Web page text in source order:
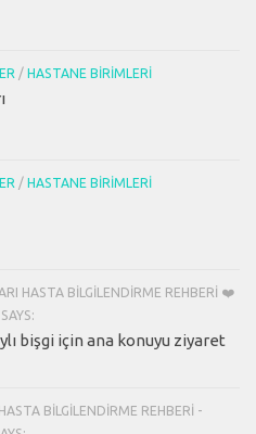
/ HASTANE BIRIMLERI
/ HASTANE BIRIMLERI
HASTA BILGILENDIRME REHBERI ❤️
bişgi için ana konuyu ziyaret
BILGILENDIRME REHBERI -